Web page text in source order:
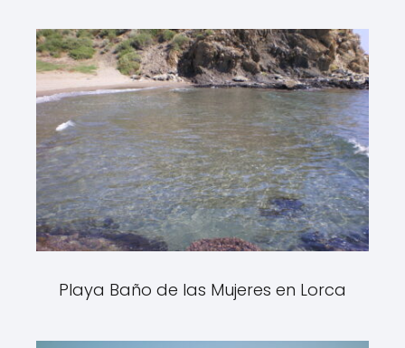
Playa Baño de las Mujeres en Lorca